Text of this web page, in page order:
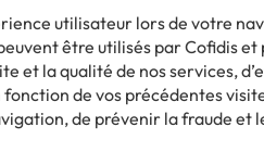
indispensable pour éviter
pour signer, il ne vous reste
utilisateur lors de votre
être utilisés par Cofidis
et la qualité de nos services,
de vos précédentes
de prévenir la fraude et